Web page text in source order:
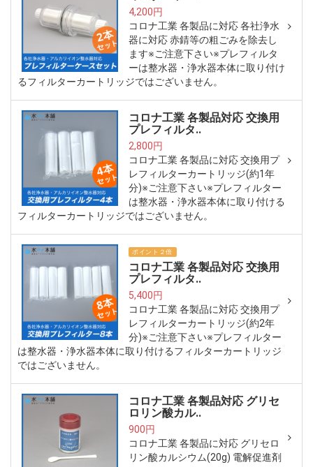
4,200円
コロナ工業 各製品に対応 各社浄水
器に対応 赤錆等の粗ごみを除去し
ます※ご注意下さい※プレフィルタ
ーは整水器・浄水器本体に取り付け
るフィルターカートリッジではございません。
コロナ工業 各製品対応 交換用
プレフィルタ..
2,800円
コロナ工業 各製品に対応 交換用プ
レフィルターカートリッジ(約1年
分)※ご注意下さい※プレフィルター
は整水器・浄水器本体に取り付ける
フィルターカートリッジではございません。
ポイント２倍
コロナ工業 各製品対応 交換用
プレフィルタ..
5,400円
コロナ工業 各製品に対応 交換用プ
レフィルターカートリッジ(約2年
分)※ご注意下さい※プレフィルター
は整水器・浄水器本体に取り付けるフィルターカートリッジ
ではございません。
コロナ工業 各製品対応 グリセ
ロリン酸カル..
900円
コロナ工業 各製品に対応 グリセロ
リン酸カルシウム(20g) 電解促進剤